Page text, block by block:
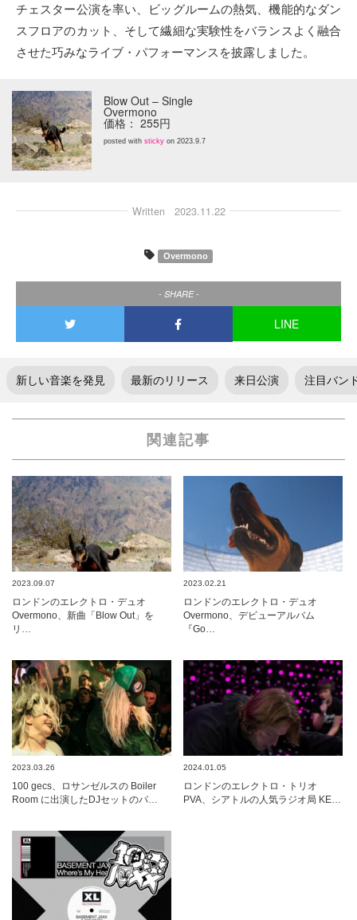
Twitter
Facebook
instagram
Tumblr
to indienative
チェスター公演を率い、ビッグルームの熱気、機能的なダン
スフロアのカット、そして繊細な実験性をバランスよく融合
させた巧みなライブ・パフォーマンスを披露しました。
Blow Out – Single
Overmono
価格： 255円
posted with sticky on 2023.9.7
Written 2023.11.22
Overmono
- SHARE -
LINE
新しい音楽を発見 最新のリリース 来日公演 注目バン
関連記事
2023.09.07
ロンドンのエレクトロ・デュオ
Overmono、新曲「Blow Out」を
リ…
2023.02.21
ロンドンのエレクトロ・デュオ
Overmono、デビューアルバム
『Go…
2023.03.26
100 gecs、ロサンゼルスの Boiler
Room に出演したDJセットのパ…
2024.01.05
ロンドンのエレクトロ・トリオ
PVA、シアトルの人気ラジオ局 KE…